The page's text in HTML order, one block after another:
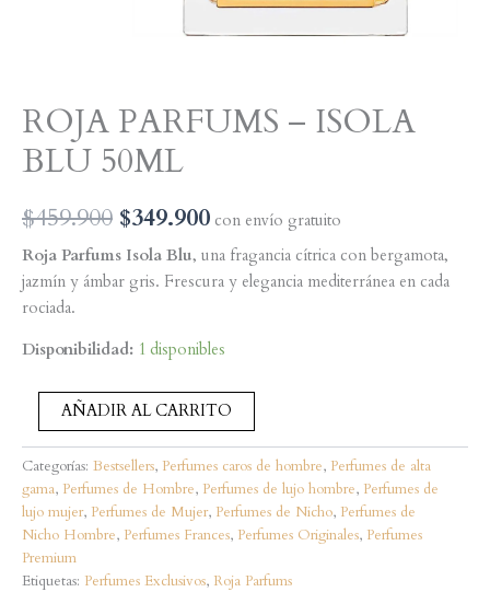
ROJA PARFUMS – ISOLA
BLU 50ML
$459.900 El
precio
original
era:
$349.900El
precio
actual
es:
con envío gratuito
Roja Parfums Isola Blu, una fragancia cítrica con bergamota,
jazmín y ámbar gris. Frescura y elegancia mediterránea en cada
rociada.
Disponibilidad: 1 disponibles
PARFUMS
-
ISOLA
BLU
50ML
cantidad
AÑADIR AL CARRITO
Categorías: Bestsellers, Perfumes caros de hombre, Perfumes de alta
gama, Perfumes de Hombre, Perfumes de lujo hombre, Perfumes de
lujo mujer, Perfumes de Mujer, Perfumes de Nicho, Perfumes de
Nicho Hombre, Perfumes Frances, Perfumes Originales, Perfumes
Premium
Etiquetas: Perfumes Exclusivos, Roja Parfums